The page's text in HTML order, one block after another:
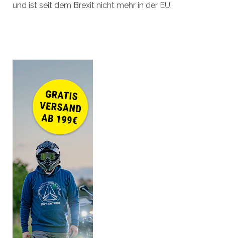
und ist seit dem Brexit nicht mehr in der EU.